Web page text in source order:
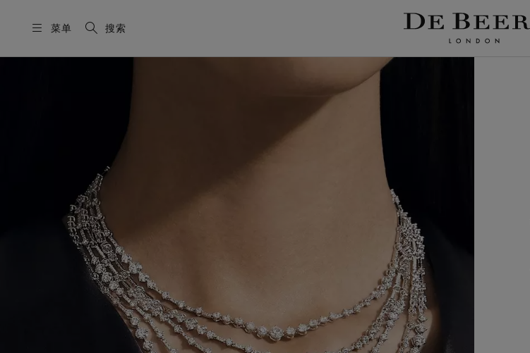
菜单 搜索